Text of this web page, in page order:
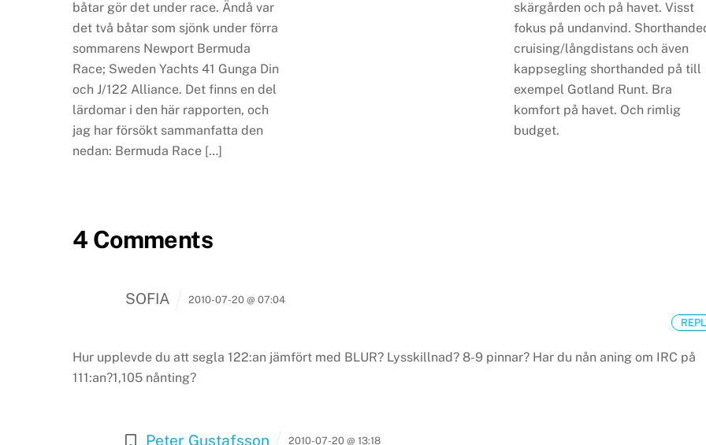
båtar gör det under race. Ändå var
det två båtar som sjönk under förra
sommarens Newport Bermuda
Race; Sweden Yachts 41 Gunga Din
och J/122 Alliance. Det finns en del
lärdomar i den här rapporten, och
jag har försökt sammanfatta den
nedan: Bermuda Race […]
skärgården och på havet. Visst
fokus på undanvind.
cruising/långdistans och även
kappsegling shorthanded på till
exempel Gotland Runt. Bra
komfort på havet. Och rimlig
budget.
4 Comments
SOFIA 2010-07-20 @ 07:04
Hur upplevde du att segla 122:an jämfört med BLUR? Lysskillnad? 8-9 pinnar? Har du nån aning om IRC på
111:an?1,105 nånting?
Peter Gustafsson 2010-07-20 @ 13:18